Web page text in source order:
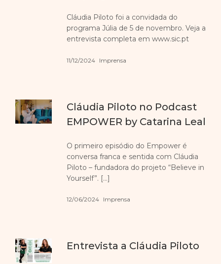
Cláudia Piloto foi a convidada do
programa Júlia de 5 de novembro. Veja a
entrevista completa em www.sic.pt
11/12/2024 Imprensa
Cláudia Piloto no Podcast
EMPOWER by Catarina Leal
O primeiro episódio do Empower é
conversa franca e sentida com Cláudia
Piloto – fundadora do projeto “Believe in
Yourself”. […]
12/06/2024 Imprensa
Entrevista a Cláudia Piloto